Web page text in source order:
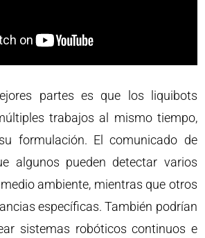
partes es que los liquibots
trabajos al mismo tiempo,
formulación. El comunicado de
algunos pueden detectar varios
ambiente, mientras que otros
específicas. También podrían
sistemas robóticos continuos e